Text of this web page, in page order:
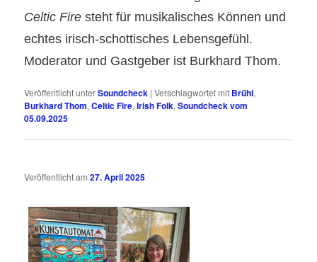
Celtic Fire steht für musikalisches Können und
echtes irisch-schottisches Lebensgefühl.
Moderator und Gastgeber ist Burkhard Thom.
Veröffentlicht unterSoundcheck |Verschlagwortet mit Brühl,
Burkhard Thom,Celtic Fire,Irish Folk,Soundcheck vom
05.09.2025
Veröffentlicht am27. April 2025